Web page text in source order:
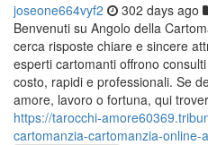
joseone664vyf2 302 days ago
Benvenuti su Angolo della
cerca risposte chiare e sincere
esperti cartomanti offrono
costo, rapidi e professionali. Se
amore, lavoro o fortuna, qui
https://tarocchi-
cartomanzia-cartomanzia-online-